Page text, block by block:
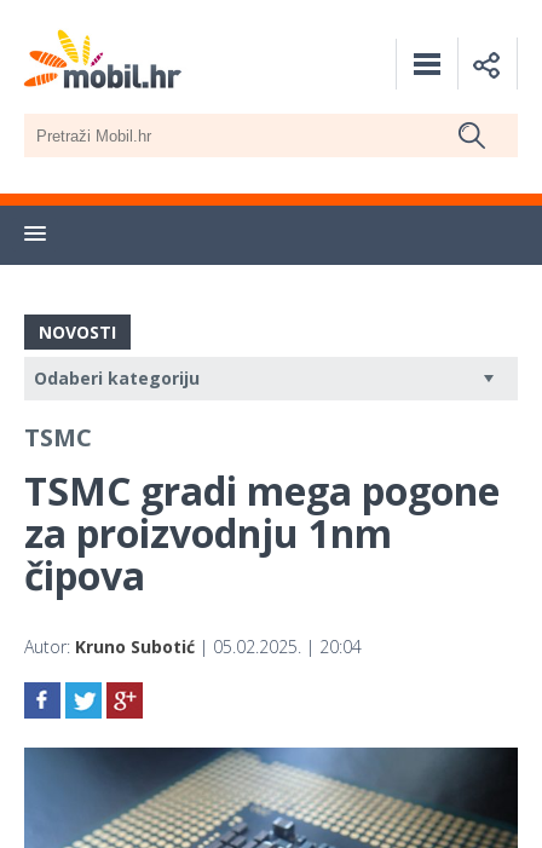
NOVOSTI
TSMC
TSMC gradi mega pogone
za proizvodnju 1nm
čipova
Autor: Kruno Subotić | 05.02.2025. | 20:04